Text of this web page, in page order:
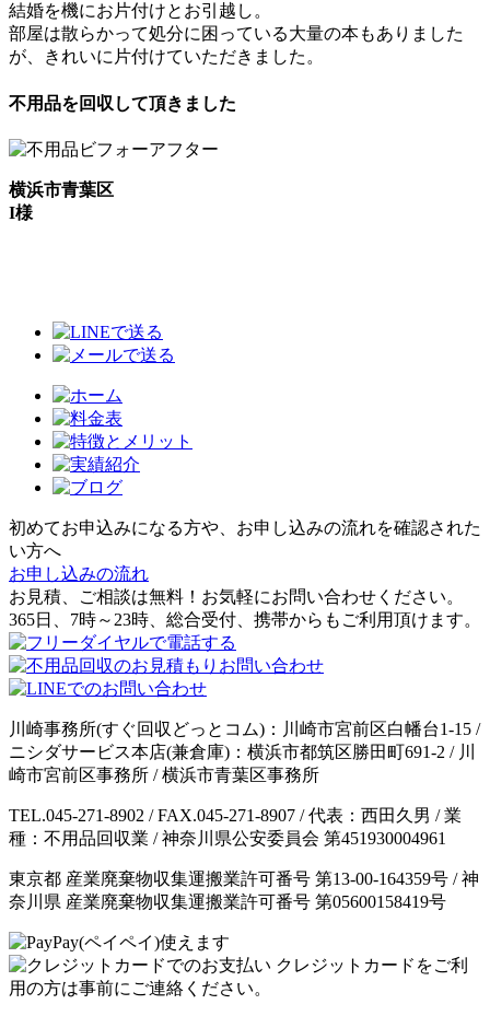
結婚を機にお片付けとお引越し。
部屋は散らかって処分に困っている大量の本もありました
が、きれいに片付けていただきました。
不用品を回収して頂きました
横浜市青葉区
I様
初めてお申込みになる方や、お申し込みの流れを確認された
い方へ
お申し込みの流れ
お見積、ご相談は無料！お気軽にお問い合わせください。
365日、7時～23時、総合受付、携帯からもご利用頂けます。
川崎事務所(すぐ回収どっとコム)：川崎市宮前区白幡台1-15 /
ニシダサービス本店(兼倉庫)：横浜市都筑区勝田町691-2 / 川
崎市宮前区事務所 / 横浜市青葉区事務所
TEL.045-271-8902 / FAX.045-271-8907 / 代表：西田久男 / 業
種：不用品回収業 / 神奈川県公安委員会 第451930004961
東京都 産業廃棄物収集運搬業許可番号 第13-00-164359号 / 神
奈川県 産業廃棄物収集運搬業許可番号 第05600158419号
クレジットカードをご利
用の方は事前にご連絡ください。